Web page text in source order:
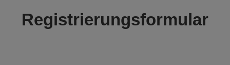
Registrierungsformular